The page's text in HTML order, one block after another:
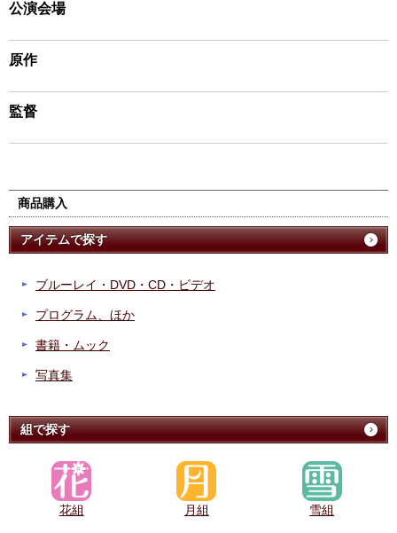
公演会場
原作
監督
商品購入
アイテムで探す
ブルーレイ・DVD・CD・ビデオ
プログラム、ほか
書籍・ムック
写真集
組で探す
花組 月組 雪組